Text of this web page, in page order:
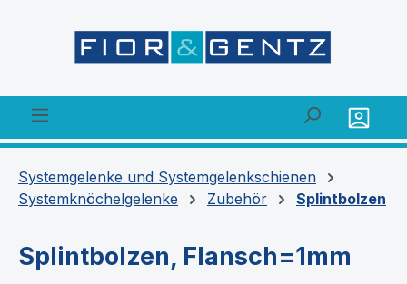
Systemgelenke und Systemgelenkschienen
Systemknöchelgelenke
Zubehör Splintbolzen
Splintbolzen, Flansch=1mm